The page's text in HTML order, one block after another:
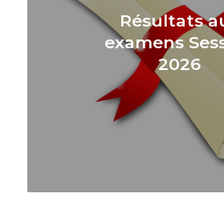
Résultats
examens
2026